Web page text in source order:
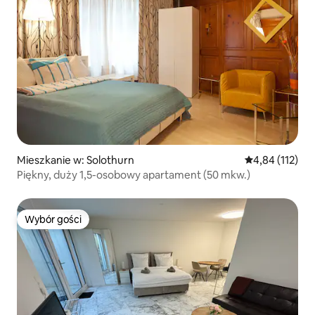
Mieszkanie w: Solothurn Średnia
4,84 (112)
Piękny, duży 1,5-osobowy apartament (50 mkw.)
Wybór gości
Wybór gości